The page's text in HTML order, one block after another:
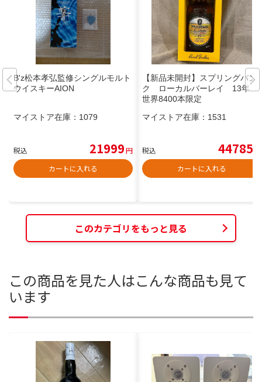
B'z松本孝弘監修シングルモルト
ウイスキーAION
マイストア在庫： 1079
税込 21999円
カートに入れる
【新品未開封】スプリングバン
ク ローカルバーレイ 13年
世界8400本限定
マイストア在庫： 1531
税込 44785
カートに入れる
このカテゴリをもっと見る
この商品を見た人はこんな商品も見て
います